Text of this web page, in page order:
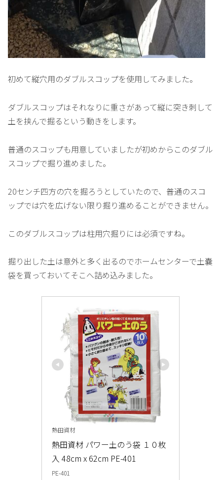
初めて縦穴用のダブルスコップを使用してみました。
ダブルスコップはそれなりに重さがあって縦に突き刺して
土を挟んで掘るという動きをします。
普通のスコップも用意していましたが初めからこのダブル
スコップで掘り進めました。
20センチ四方の穴を掘ろうとしていたので、普通のスコ
ップでは穴を広げない限り掘り進めることができません。
このダブルスコップは柱用穴掘りには必須ですね。
掘り出した土は意外と多く出るのでホームセンターで土嚢
袋を買っておいてそこへ詰め込みました。
熱田資材
熱田資材 パワー土のう袋 １０枚
入 48cm x 62cm PE-401
PE-401